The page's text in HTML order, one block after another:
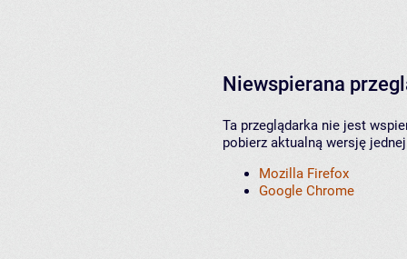
Niewspierana
Ta przeglądarka nie jest
pobierz aktualną wersję
Mozilla Firefox
Google Chrome